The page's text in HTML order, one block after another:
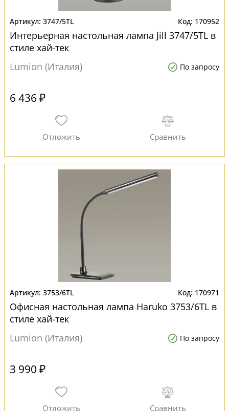
3747/5TL 170952
Интерьерная настольная лампа Jill 3747/5TL в
стиле хай-тек
Lumion (Италия)
По запросу
6 436 ₽
3753/6TL 170971
Офисная настольная лампа Haruko 3753/6TL в
стиле хай-тек
Lumion (Италия)
По запросу
3 990 ₽